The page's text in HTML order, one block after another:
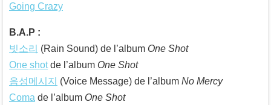
Going Crazy
B.A.P :
빗소리 (Rain Sound) de l’album One Shot
One shotde l’album One Shot
음성메시지
(Voice Message) de l’album No Mercy
Coma de l’album One Shot